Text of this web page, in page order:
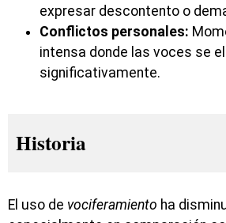
expresar descontento o
Conflictos personales:
intensa donde las voces se
significativamente.
Historia
El uso de vociferamiento ha